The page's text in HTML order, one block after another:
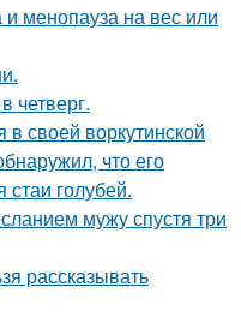
менопауза на вес или
четверг.
в своей воркутинской
что его
голубей.
мужу спустя три
рассказывать